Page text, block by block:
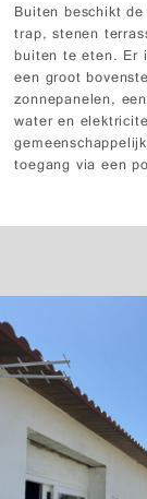
Buiten beschikt
trap, stenen
buiten te eten. Er
een groot
zonnepanelen,
water en
toegang via een